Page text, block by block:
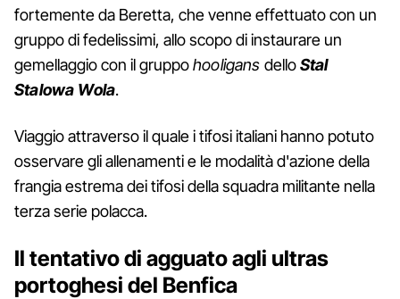
fortemente da Beretta, che venne effettuato con un
gruppo di fedelissimi, allo scopo di instaurare un
gemellaggio con il gruppohooligans delloStal
Stalowa Wola.
Viaggio attraverso il quale i tifosi italiani hanno potuto
osservare gli allenamenti e le modalità d'azione della
frangia estrema dei tifosi della squadra militante nella
terza serie polacca.
Il tentativo di agguato agli ultras
portoghesi del Benfica